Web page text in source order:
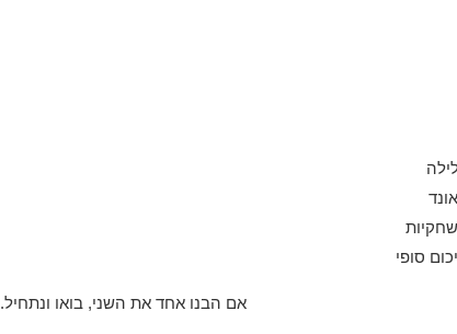
סופי
אם הבנו אחד את השני, בואו ונתחיל.